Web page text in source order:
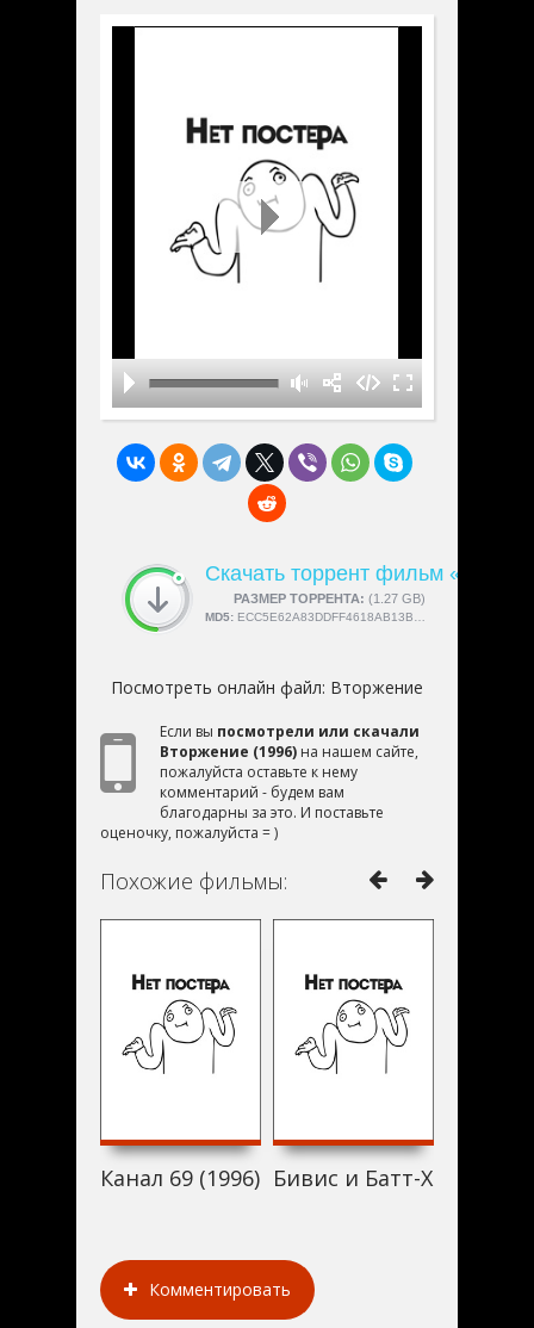
Скачать торрент фильм
РАЗМЕР ТОРРЕНТА: (1.27 GB)
СКАЧАЛИ:4189
MD5: ECC5E62A83DDFF4618AB13BD9396CEA5
Посмотреть онлайн файл: Вторжение
Если вы посмотрели или скачали
Вторжение (1996) на нашем сайте,
пожалуйста оставьте к нему
комментарий - будем вам
благодарны за это. И поставьте
оценочку, пожалуйста = )
Похожие фильмы:
Канал 69 (1996) Бивис и Батт-Хед
Комментировать